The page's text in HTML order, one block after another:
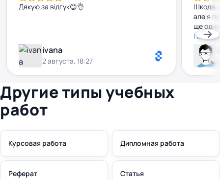
Дякую за відгук😊👌
ivana
2 августа, 18:27
Шкода,
але я
ще
Другие типы учебных
работ
Курсовая работа Дипломная работа
Реферат Статья